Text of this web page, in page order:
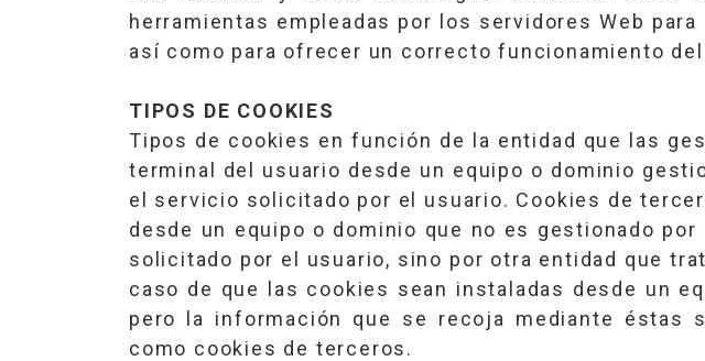
herramientas empleadas por los servidores Web
así como para ofrecer un correcto funcionamiento
TIPOS DE COOKIES
Tipos de cookies en función de la entidad que las
terminal del usuario desde un equipo o dominio
el servicio solicitado por el usuario. Cookies de
desde un equipo o dominio que no es gestionado
solicitado por el usuario, sino por otra entidad que
caso de que las cookies sean instaladas desde un
pero la información que se recoja mediante éstas
como cookies de terceros.